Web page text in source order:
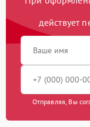
действует
Отправляя, Вы